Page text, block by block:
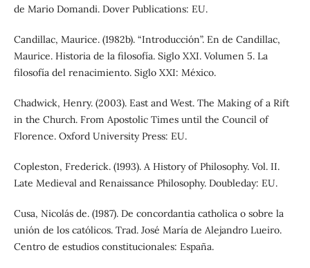
de Mario Domandi. Dover Publications: EU.
Candillac, Maurice. (1982b). “Introducción”. En de Candillac,
Maurice. Historia de la filosofía. Siglo XXI. Volumen 5. La
filosofía del renacimiento. Siglo XXI: México.
Chadwick, Henry. (2003). East and West. The Making of a Rift
in the Church. From Apostolic Times until the Council of
Florence. Oxford University Press: EU.
Copleston, Frederick. (1993). A History of Philosophy. Vol. II.
Late Medieval and Renaissance Philosophy. Doubleday: EU.
Cusa, Nicolás de. (1987). De concordantia catholica o sobre la
unión de los católicos. Trad. José María de Alejandro Lueiro.
Centro de estudios constitucionales: España.